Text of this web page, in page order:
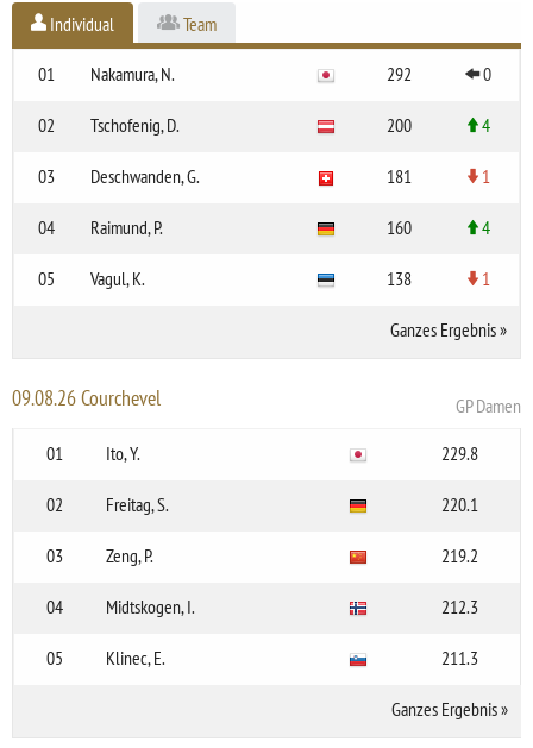
Individual Team
01 Nakamura, N. 292 0
02 Tschofenig, D. 200 4
03 Deschwanden, G. 181 1
04 Raimund, P. 160 4
05 Vagul, K. 138 1
Ganzes Ergebnis»
09.08.26 Courchevel
GP Damen
01
Ito, Y. 229.8
02 Freitag, S. 220.1
03 Zeng, P. 219.2
04 Midtskogen, I. 212.3
05 Klinec, E. 211.3
Ganzes Ergebnis»